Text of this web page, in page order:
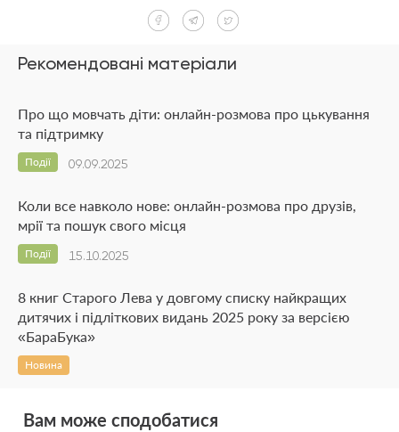
Рекомендовані матеріали
Про що мовчать діти: онлайн-розмова про цькування
та підтримку
09.09.2025
Події
Коли все навколо нове: онлайн-розмова про друзів,
мрії та пошук свого місця
15.10.2025
Події
8 книг Старого Лева у довгому списку найкращих
дитячих і підліткових видань 2025 року за версією
«БараБука»
Новина
Вам може сподобатися